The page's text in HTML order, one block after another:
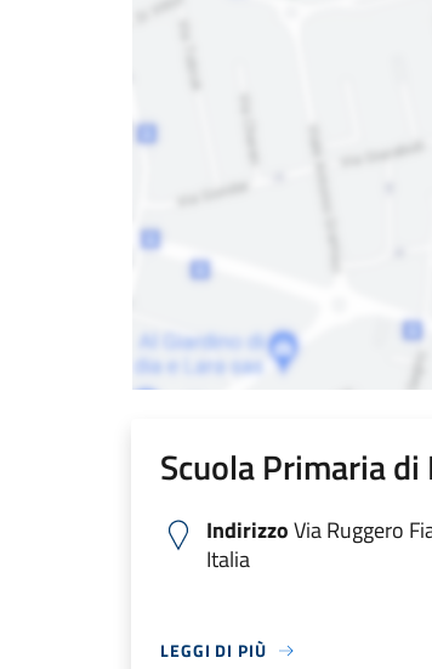
Scuola Primaria
IndirizzoVia Ruggero
Italia
LEGGI DI PIÙ